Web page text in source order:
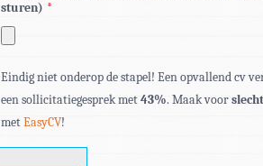
sturen) *
pdf,
doc,
Eindig niet onderop de stapel! Een opvallend cv
een sollicitatiegesprek met43%. Maak voor
metEasyCV!